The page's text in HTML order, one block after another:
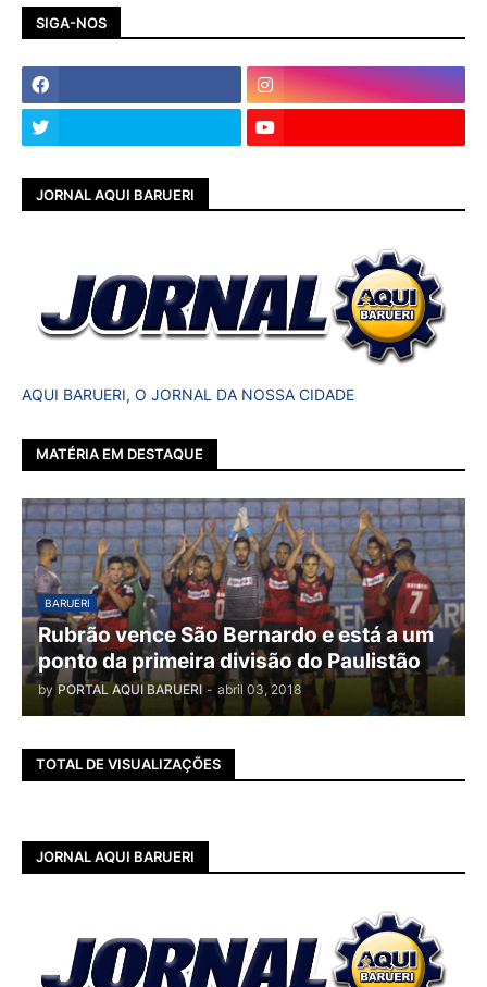
SIGA-NOS
JORNAL AQUI BARUERI
AQUI BARUERI, O JORNAL DA NOSSA CIDADE
MATÉRIA EM DESTAQUE
BARUERI
Rubrão vence São Bernardo e está a um
ponto da primeira divisão do Paulistão
by PORTAL AQUI BARUERI - abril 03, 2018
TOTAL DE VISUALIZAÇÕES
JORNAL AQUI BARUERI